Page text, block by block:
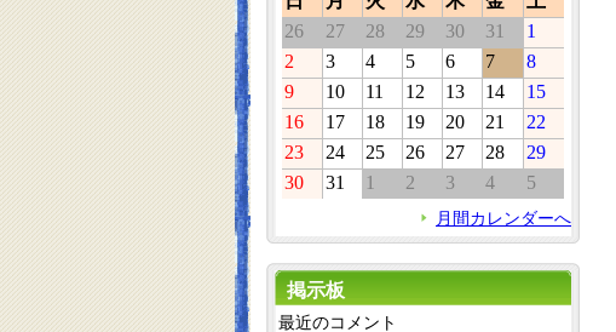
26
27 28 29 30 31
1
2
3 4 5 6 7
8
9
10 11 12 13 14
15
16
17 18 19 20 21
22
23
24 25 26 27 28
29
30
31 1 2 3 4 5
月間カレンダーへ
掲示板
最近のコメント